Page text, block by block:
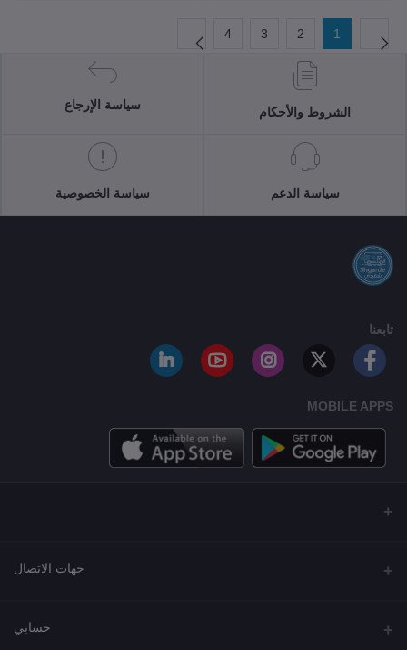
1
2
3
4
الشروط والأحكام
سياسة الإرجاع
سياسة الدعم سياسة الخصوصية
تابعنا
MOBILE APPS
جهات الاتصال
العنوان
حسابي